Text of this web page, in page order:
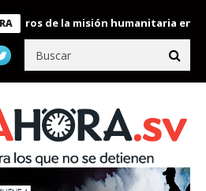
de la misión humanitaria enviada